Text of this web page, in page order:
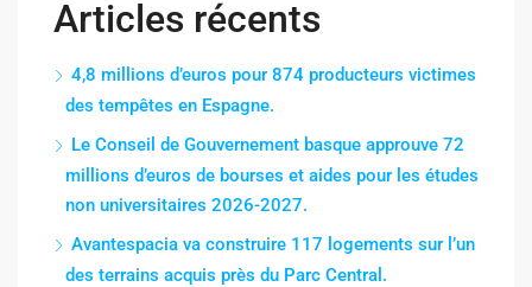
Articles récents
4,8 millions d’euros pour 874 producteurs victimes
des tempêtes en Espagne.
Le Conseil de Gouvernement basque approuve 72
millions d’euros de bourses et aides pour les études
non universitaires 2026-2027.
Avantespacia va construire 117 logements sur l’un
des terrains acquis près du Parc Central.